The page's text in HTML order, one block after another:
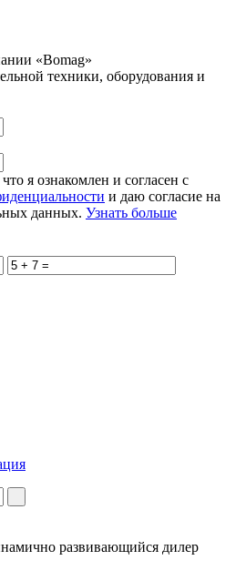
«Bomag»
техники, оборудования и
я ознакомлен и согласен с
и даю согласие на
данных. Узнать больше
развивающийся дилер